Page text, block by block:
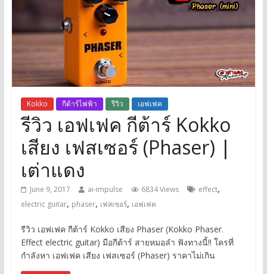
Kokko กีต้าร์ไฟฟ้า รีวิว เอฟเฟค
รีวิว เอฟเฟค กีต้าร์ Kokko
เสียง เฟสเซอร์ (Phaser) |
เต่าแดง
June 9, 2017 ai-impulse 6834 Views effect,
electric guitar, phaser, เฟสเซอร์, เอฟเฟค
รีวิว เอฟเฟค กีต้าร์ Kokko เสียง Phaser (Kokko Phaser.
Effect electric guitar) มือกีต้าร์ สายหมอลำ ฟังทางนี้!! ใครที่
กำลังหา เอฟเฟค เสียง เฟสเซอร์ (Phaser) ราคาไม่เกิน